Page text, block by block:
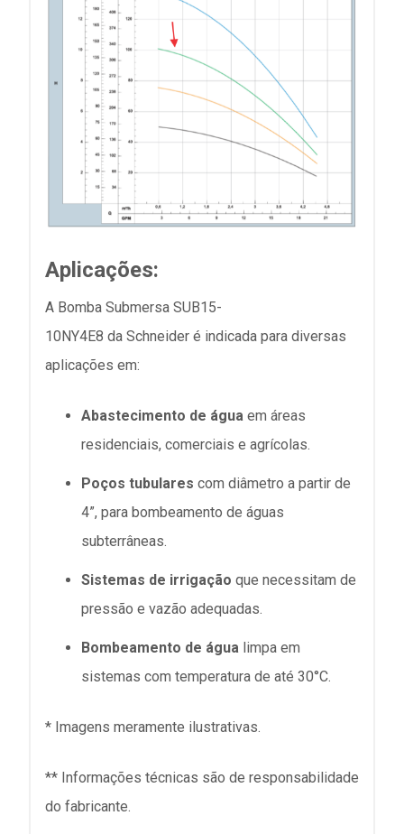
Aplicações:
A Bomba Submersa SUB15-
10NY4E8 da Schneider é indicada para diversas
aplicações em:
Abastecimento de água em áreas
residenciais, comerciais e agrícolas.
Poços tubulares com diâmetro a partir de
4”, para bombeamento de águas
subterrâneas.
Sistemas de irrigação que necessitam de
pressão e vazão adequadas.
Bombeamento de água limpa em
sistemas com temperatura de até 30°C.
* Imagens meramente ilustrativas.
** Informações técnicas são de responsabilidade
do fabricante.